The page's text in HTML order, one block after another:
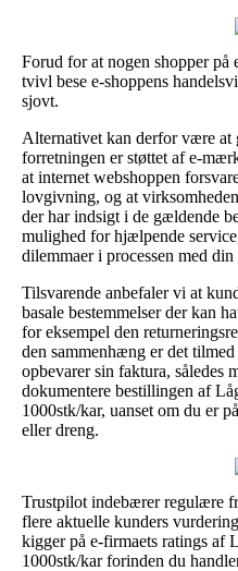
Forud for at nogen shopper på
tvivl bese e-shoppens
sjovt.
Alternativet kan derfor være at
forretningen er støttet af e-
at internet webshoppen
lovgivning, og at
der har indsigt i de gældende
mulighed for hjælpende
dilemmaer i processen med
Tilsvarende anbefaler vi at
basale bestemmelser der kan
for eksempel den
den sammenhæng er det
opbevarer sin faktura, således
dokumentere bestillingen af
1000stk/kar, uanset om du er
eller dreng.
Trustpilot indebærer regulære
flere aktuelle kunders
kigger på e-firmaets ratings af
1000stk/kar forinden du